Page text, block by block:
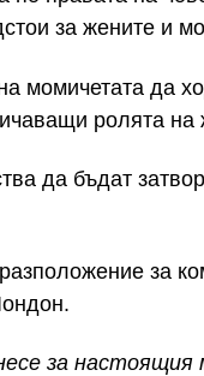
за жените и
момичетата да
ролята
да бъдат
за
за настоящия